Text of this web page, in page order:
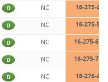
D NC 16-275-47-
D NC 16-275-55-
D NC 16-275-63-
D NC 16-275-70-
D NC 16-276-47-